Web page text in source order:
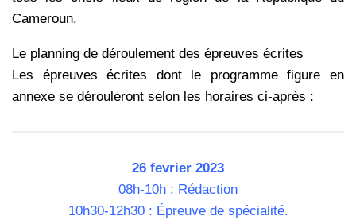
Cameroun.
Le planning de déroulement des épreuves écrites
Les épreuves écrites dont le programme figure en
annexe se dérouleront selon les horaires ci-après :
26 fevrier 2023
08h-10h : Rédaction
10h30-12h30 : Épreuve de spécialité.